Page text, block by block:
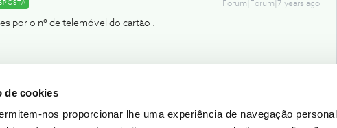
de cookies
nos proporcionar lhe uma experiência de navegação
Forum|Forum|7 years ago
por o nº de telemóvel do cartão .